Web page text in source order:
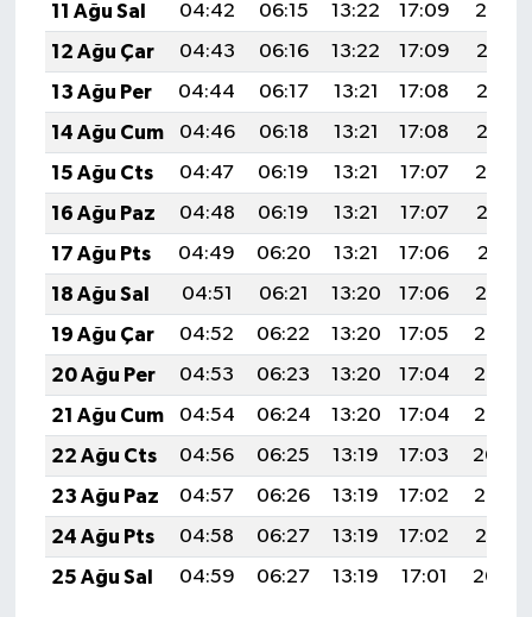
11 Ağu Sal
04:42 06:15 13:22 17:09
20:19
12 Ağu Çar
04:43 06:16 13:22 17:09
20:17
13 Ağu Per
04:44 06:17 13:21 17:08
20:16
14 Ağu Cum
04:46 06:18 13:21 17:08
20:15
15 Ağu Cts
04:47 06:19 13:21 17:07
20:14
16 Ağu Paz
04:48 06:19 13:21 17:07
20:12
17 Ağu Pts
04:49 06:20 13:21 17:06
20:11
18 Ağu Sal
04:51 06:21 13:20 17:06
20:10
19 Ağu Çar
04:52 06:22 13:20 17:05
20:08
20 Ağu Per
04:53 06:23 13:20 17:04
20:07
21 Ağu Cum
04:54 06:24 13:20 17:04
20:06
22 Ağu Cts
04:56 06:25 13:19 17:03
20:04
23 Ağu Paz
04:57 06:26 13:19 17:02
20:03
24 Ağu Pts
04:58 06:27 13:19 17:02
20:01
25 Ağu Sal
04:59 06:27 13:19 17:01 20:00